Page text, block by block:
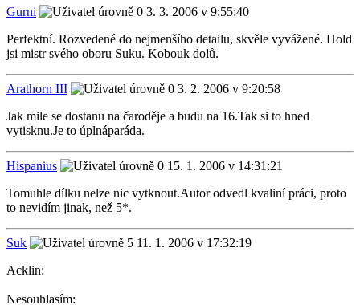
Gurni
3. 3. 2006 v 9:55:40
Perfektní. Rozvedené do nejmenšího detailu, skvěle vyvážené. Hold
jsi mistr svého oboru Suku. Kobouk dolů.
Arathorn III
3. 2. 2006 v 9:20:58
Jak mile se dostanu na čaroděje a budu na 16.Tak si to hned
vytisknu.Je to úplnáparáda.
Hispanius
15. 1. 2006 v 14:31:21
Tomuhle dílku nelze nic vytknout.Autor odvedl kvaliní práci, proto
to nevidím jinak, než 5*.
Suk
11. 1. 2006 v 17:32:19
Acklin:
Nesouhlasím: